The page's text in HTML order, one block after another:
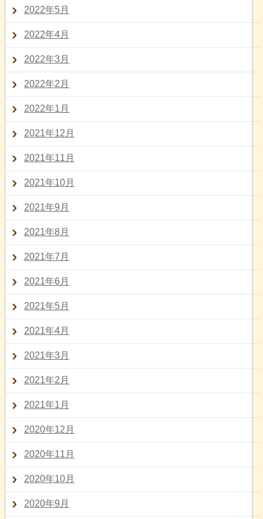
2022年5月
2022年4月
2022年3月
2022年2月
2022年1月
2021年12月
2021年11月
2021年10月
2021年9月
2021年8月
2021年7月
2021年6月
2021年5月
2021年4月
2021年3月
2021年2月
2021年1月
2020年12月
2020年11月
2020年10月
2020年9月